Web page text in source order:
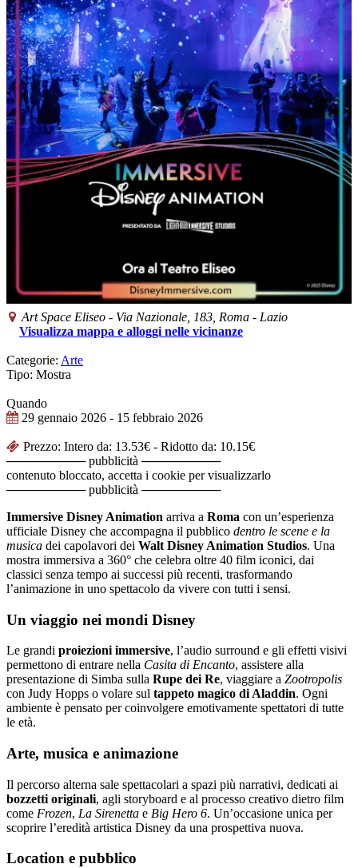
Art Space Eliseo - Via Nazionale, 183, Roma - Lazio
Visualizza mappa e alloggi nelle vicinanze
Categorie: Arte
Tipo: Mostra
Quando
29 gennaio 2026 - 15 febbraio 2026
Prezzo: Intero da: 13.53€ - Ridotto da: 10.15€
───────── pubblicità ─────────
contenuto bloccato, accetta i cookie per visualizzarlo
───────── pubblicità ─────────
Immersive Disney Animation arriva a Roma con un’esperienza
ufficiale Disney che accompagna il pubblico dentro le scene e la
musica dei capolavori dei Walt Disney Animation Studios. Una
mostra immersiva a 360° che celebra oltre 40 film iconici, dai
classici senza tempo ai successi più recenti, trasformando
l’animazione in uno spettacolo da vivere con tutti i sensi.
Un viaggio nei mondi Disney
Le grandi proiezioni immersive, l’audio surround e gli effetti visivi
permettono di entrare nella Casita di Encanto, assistere alla
presentazione di Simba sulla Rupe dei Re, viaggiare a Zootropolis
con Judy Hopps o volare sul tappeto magico di Aladdin. Ogni
ambiente è pensato per coinvolgere emotivamente spettatori di tutte
le età.
Arte, musica e animazione
Il percorso alterna sale spettacolari a spazi più narrativi, dedicati ai
bozzetti originali, agli storyboard e al processo creativo dietro film
come Frozen, La Sirenetta e Big Hero 6. Un’occasione unica per
scoprire l’eredità artistica Disney da una prospettiva nuova.
Location e pubblico